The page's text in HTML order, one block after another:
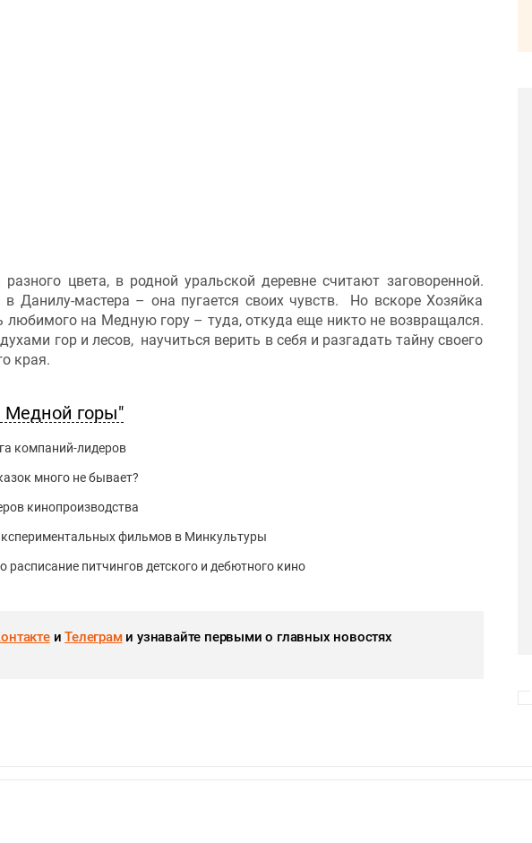
цвета, в родной уральской деревне считают заговоренной.
Данилу-мастера – она пугается своих чувств. Но вскоре Хозяйка
любимого на Медную гору – туда, откуда еще никто не возвращался.
гор и лесов, научиться верить в себя и разгадать тайну своего
края.
Медной горы"
компаний-лидеров
много не бывает?
кинопроизводства
фильмов в Минкультуры
питчингов детского и дебютного кино
иТелеграми узнавайте первыми о главных новостях